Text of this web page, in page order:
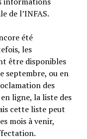
de l’INFAS.
été
les
être disponibles
septembre, ou en
des
ligne, la liste des
cette liste peut
mois à venir,